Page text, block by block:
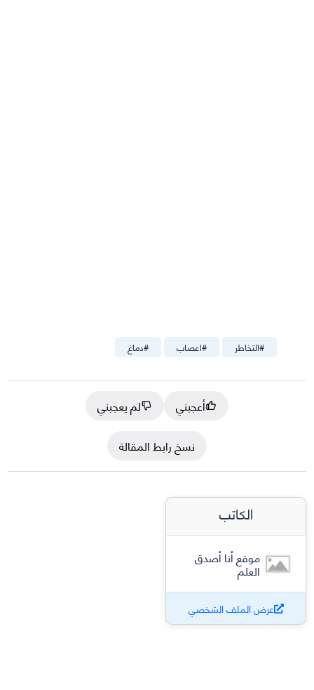
#دماغ #اعصاب #التخاطر
أعجبني
لم يعجبني
نسخ رابط المقالة
الكاتب
موقع أنا أصدق
العلم
عرض الملف الشخصي